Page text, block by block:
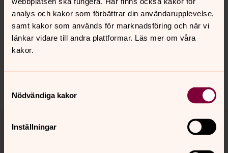
analys och kakor som förbättrar din användarupplevelse,
samt kakor som används för marknadsföring och när vi
länkar vidare till andra plattformar. Läs mer om våra
kakor.
Nödvändiga kakor
Inställningar
Senast ändrad 22 april 2016
Synpunkter eller frågor på sidans
innehåll?
hudiksvallsbygdens.forsamling@svenskakyrkan.se